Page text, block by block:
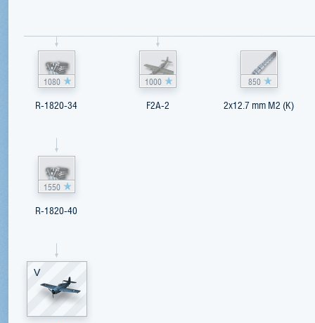
1080
R-1820-34
1550
R-1820-40
V
1000
F2A-2
850
2x12.7 mm M2 (K)